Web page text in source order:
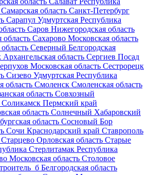
Самарская область Санкт-Петербург
Сарапул Удмуртская Республика
Саров Нижегородская область
область Сахарово Московская область
Северный Белгородская
Архангельская область Сергиев Посад
Московская область Сестрорецк
Сизево Удмуртская Республика
область Смоленск Смоленская область
область Совхозный
Соликамск Пермский край
область Солнечный Хабаровский
область Сосновый Бор
Сочи Краснодарский край Ставрополь
Старцево Орловская область Старые
Стерлитамак Республика
Московская область Столовое
Белгородская область